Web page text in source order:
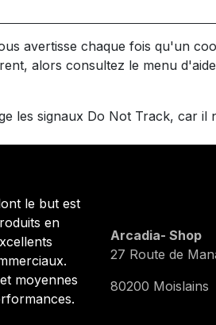
avertisse chaque fois qu'un
alors consultez le menu
les signaux Do Not Track, car
le but est
en
moyennes
Arcadia- Shop
27 Route de
80200 Moislains